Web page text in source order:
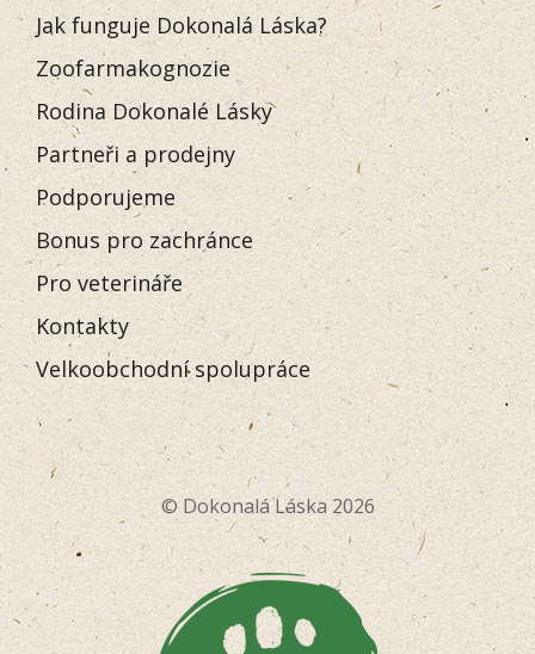
Jak funguje Dokonalá Láska?
Zoofarmakognozie
Rodina Dokonalé Lásky
Partneři a prodejny
Podporujeme
Bonus pro zachránce
Pro veterináře
Kontakty
Velkoobchodní spolupráce
© Dokonalá Láska 2026